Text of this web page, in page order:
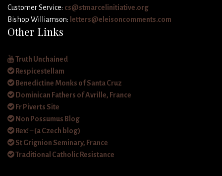
Customer Service: cs@stmarcelinitiative.org
Bishop Williamson: letters@eleisoncomments.com
Other Links
Truth Unchained
Respicestellam
Benedictine Monks of Santa Cruz
Dominican Fathers of Avrille, France
Fr Piverts Site
Non Possumus Blog
Rex! – (a Czech blog)
St Grignion Seminary, France
Traditional Catholic Resistance